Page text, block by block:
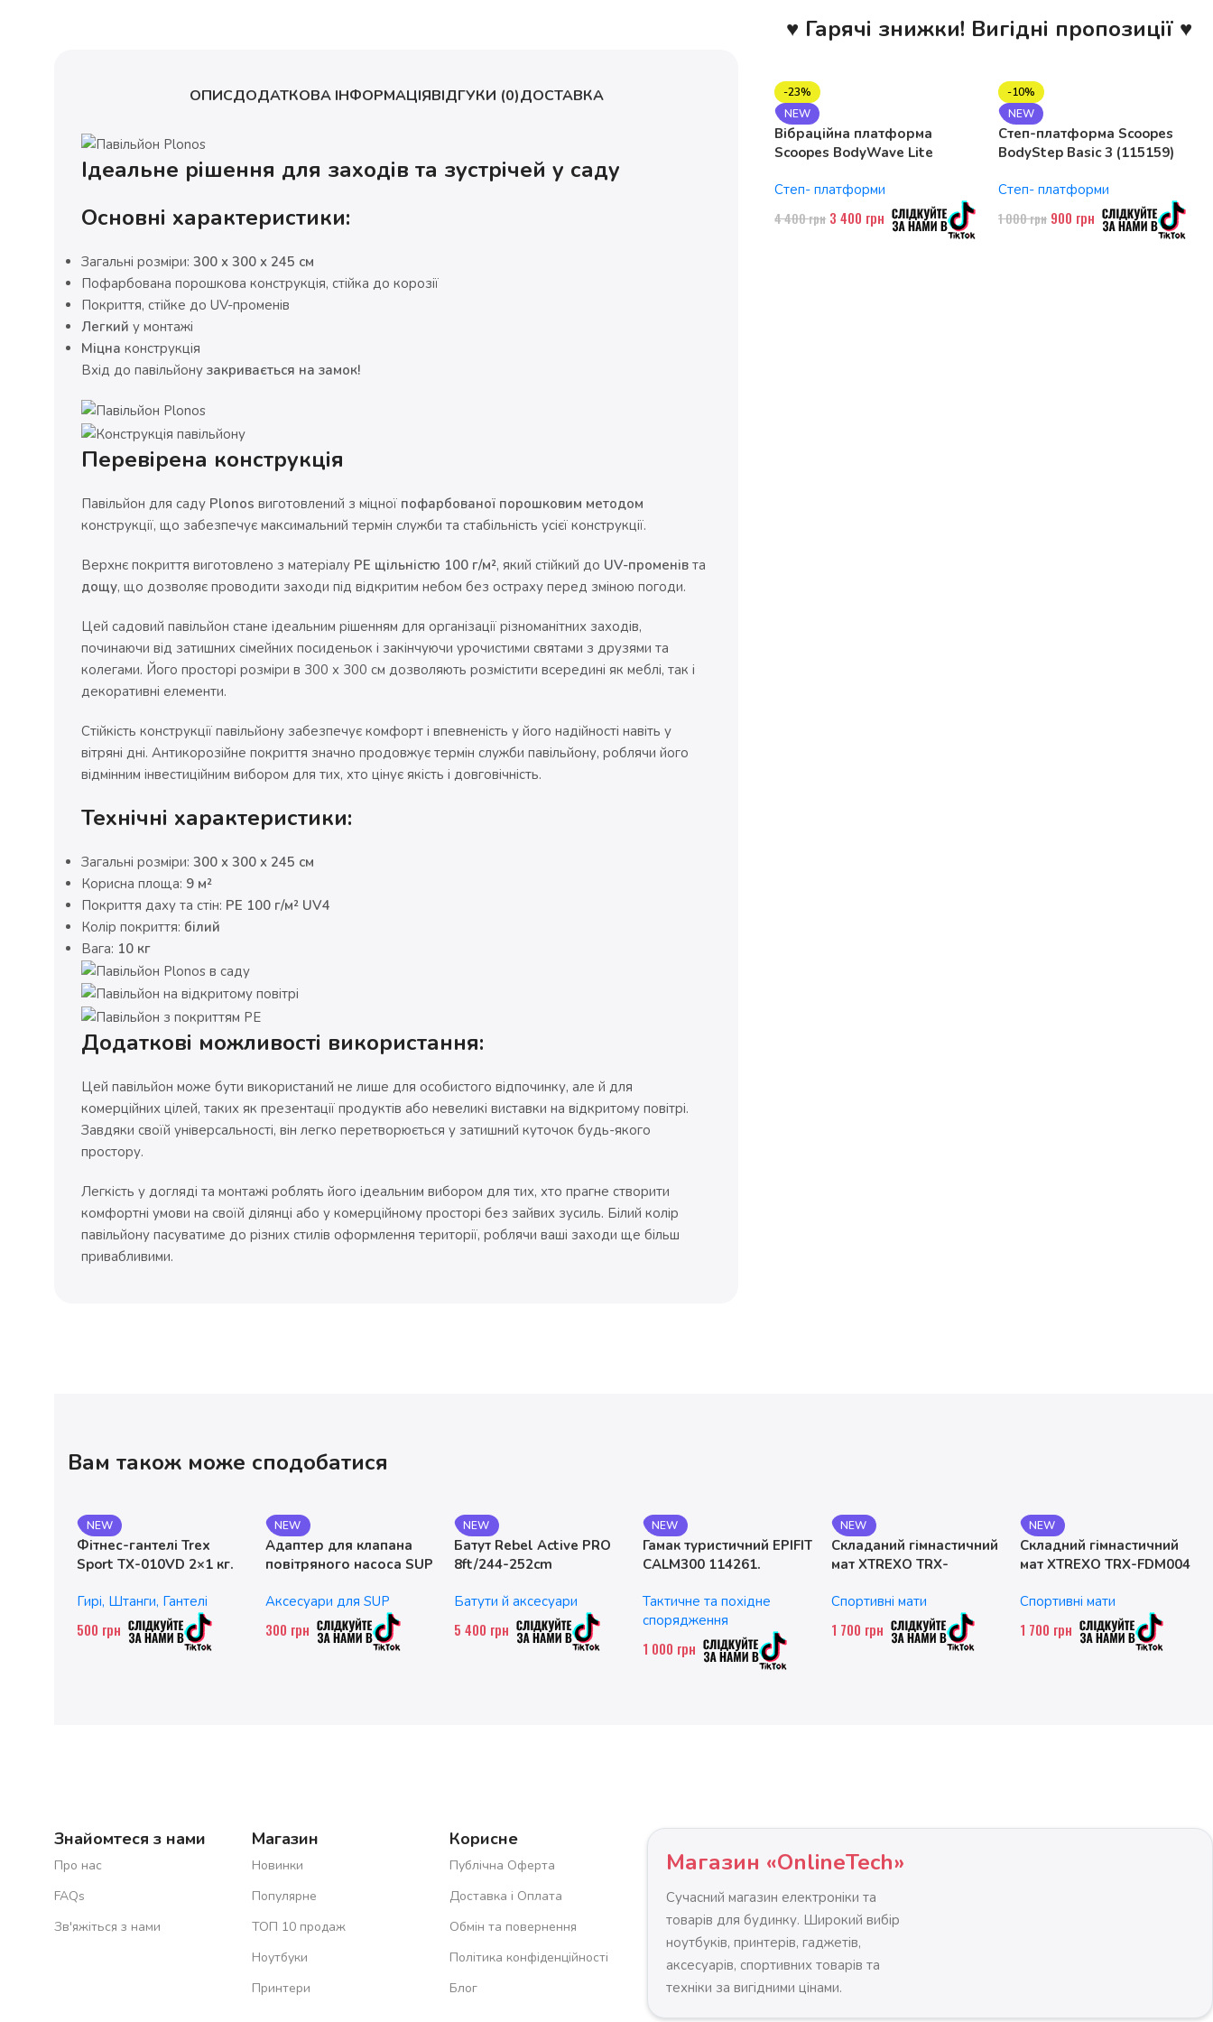
ОПИСДОДАТКОВА ІНФОРМАЦІЯВІДГУКИ (0)ДОСТАВКА
Ідеальне рішення для заходів та зустрічей у саду
Основні характеристики:
Загальні розміри: 300 x 300 x 245 см
Пофарбована порошкова конструкція, стійка до корозії
Покриття, стійке до UV-променів
Легкий у монтажі
Міцна конструкція
Вхід до павільйону закривається на замок!
Перевірена конструкція
Павільйон для саду Plonos виготовлений з міцної пофарбованої порошковим методом
конструкції, що забезпечує максимальний термін служби та стабільність усієї конструкції.
Верхнє покриття виготовлено з матеріалу PE щільністю 100 г/м², який стійкий до UV-променів та
дощу, що дозволяє проводити заходи під відкритим небом без остраху перед зміною погоди.
Цей садовий павільйон стане ідеальним рішенням для організації різноманітних заходів,
починаючи від затишних сімейних посиденьок і закінчуючи урочистими святами з друзями та
колегами. Його просторі розміри в 300 x 300 см дозволяють розмістити всередині як меблі, так і
декоративні елементи.
Стійкість конструкції павільйону забезпечує комфорт і впевненість у його надійності навіть у
вітряні дні. Антикорозійне покриття значно продовжує термін служби павільйону, роблячи його
відмінним інвестиційним вибором для тих, хто цінує якість і довговічність.
Технічні характеристики:
Загальні розміри: 300 x 300 x 245 см
Корисна площа: 9 м²
Покриття даху та стін: PE 100 г/м² UV4
Колір покриття: білий
Вага: 10 кг
Додаткові можливості використання:
Цей павільйон може бути використаний не лише для особистого відпочинку, але й для
комерційних цілей, таких як презентації продуктів або невеликі виставки на відкритому повітрі.
Завдяки своїй універсальності, він легко перетворюється у затишний куточок будь-якого
простору.
Легкість у догляді та монтажі роблять його ідеальним вибором для тих, хто прагне створити
комфортні умови на своїй ділянці або у комерційному просторі без зайвих зусиль. Білий колір
павільйону пасуватиме до різних стилів оформлення території, роблячи ваші заходи ще більш
привабливими.
♥ Гарячі знижки! Вигідні пропозиції ♥
-23%
NEW
Вібраційна платформа
Scoopes BodyWave Lite
Степ- платформи
4 400грн 3 400 грн
-10%
NEW
Степ-платформа Scoopes
BodyStep Basic 3 (115159)
рівні
Степ- платформи
1 000грн 900 грн
Вам також може сподобатися
NEW
Фітнес-гантелі Trex
Sport TX-010VD 2×1 кг.
Гирі, Штанги, Гантелі
500 грн
NEW
Адаптер для клапана
повітряного насоса SUP
Аксесуари для SUP
300 грн
NEW
Батут Rebel Active PRO
8ft/244-252cm
Батути й аксесуари
5 400 грн
NEW
Гамак туристичний EPIFIT
CALM300 114261.
Тактичне та похідне
спорядження
1 000 грн
NEW
Складаний гімнастичний
мат XTREXO TRX-
Спортивні мати
1 700 грн
NEW
Складний гімнастичний
мат XTREXO TRX-FDM004
Спортивні мати
1 700 грн
Знайомтеся з нами
Про нас
FAQs
Зв'яжіться з нами
Магазин
Новинки
Популярне
ТОП 10 продаж
Ноутбуки
Принтери
Корисне
Публічна Оферта
Доставка і Оплата
Обмін та повернення
Політика конфіденційності
Блог
Магазин «OnlineTech»
Сучасний магазин електроніки та
товарів для будинку. Широкий вибір
ноутбуків, принтерів, гаджетів,
аксесуарів, спортивних товарів та
техніки за вигідними цінами.